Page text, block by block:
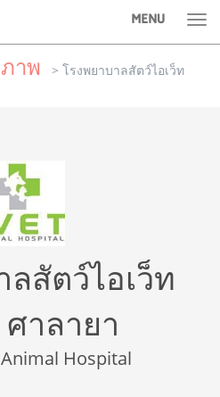
MENU
าพ
> โรงพยาบาลสัตว์ไอเว็ท
สัตว์ไอเว็ท
าลายา
Hospital